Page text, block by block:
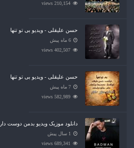
210,154 views
حسن علیقلی - ویدیو بی تو تنها
6 ماه پیش
402,507 views
حسن علیقلی - ویدیو بی تو تنها
7 ماه پیش
582,989 views
دانلود موزیک ویدیو بدمن دوست
1 سال پیش
689,341 views